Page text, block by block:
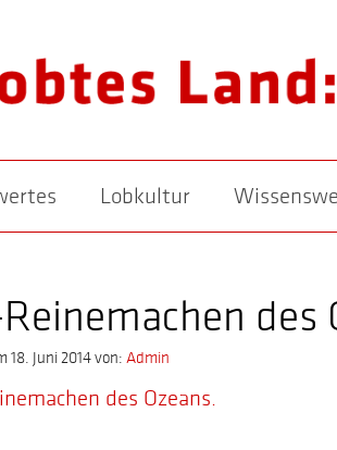
Lobkultur
des
18. Juni 2014 von:Admin